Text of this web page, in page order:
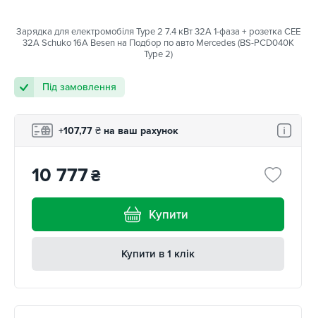
Зарядка для електромобіля Type 2 7.4 кВт 32А 1-фаза + розетка CEE
32A Schuko 16A Besen на Подбор по авто Mercedes (BS-PCD040K
Type 2)
Під замовлення
+107,77 ₴ на ваш рахунок
10 777₴
Купити
Купити в 1 клік